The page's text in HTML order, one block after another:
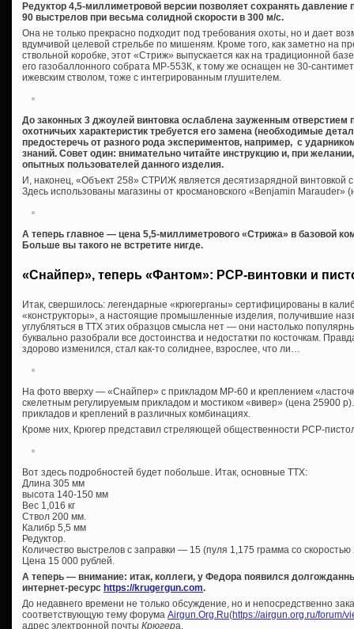
Редуктор 4,5-миллиметровой версии позволяет сохранять
90 выстрелов при весьма солидной скорости в 300 м/с.
Она не только прекрасно подходит под требования охоты, но и дает
вдумчивой целевой стрельбе по мишеням. Кроме того, как заметно на
ствольной коробке, этот «Стриж» выпускается как на традиционной
его газобаллонного собрата МР-553К, к тому же оснащен не 30-
ижевским стволом, тоже с интегрированным глушителем.
До законных 3 джоулей винтовка ослаблена зауженным отверстием
охотничьих характеристик требуется его замена (необходимые
предостеречь от разного рода экспериментов, например, с
знаний. Совет один: внимательно читайте инструкцию и, при
опытных пользователей данного изделия.
И, наконец, «Объект 258» СТРИЖ является десятизарядной винтовкой
Здесь использованы магазины от кросмановского «Benjamin Marauder»
А теперь главное — цена 5,5-миллиметрового «Стрижа» в базовой
Больше вы такого не встретите нигде.
«Снайпер», теперь «Фантом»: PCP-винтовки и
Итак, свершилось: легендарные «крюгерганы» сертифицированы в
«конструкторы», а настоящие промышленные изделия, получившие
углубляться в ТТХ этих образцов смысла нет — они настолько
буквально разобрали все достоинства и недостатки по косточкам.
здорово изменился, стал как-то солиднее, взрослее, что ли…
На фото вверху — «Снайпер» с прикладом МР-60 и креплением
скелетным регулируемым прикладом и мостиком «вивер» (цена 25900
прикладов и креплений в различных комбинациях.
Кроме них, Крюгер представил стреляющей общественности PCP-
Вот здесь подробностей будет побольше. Итак, основные ТТХ:
Длина 305 мм
высота 140-150 мм
Вес 1,016 кг
Ствол 200 мм.
Калибр 5,5 мм
Редуктор.
Количество выстрелов с заправки — 15 (пуля 1,175 грамма со скоростью
Цена 15 000 рублей.
А теперь — внимание: итак, коллеги, у Федора появился
интернет-ресурс https://krugergun.com.
До недавнего времени не только обсуждение, но и непосредственно
соответствующую тему форума Airgun.Org.Ru(https://airgun.org.ru/forum/
адрес электронной почты Крюгера.